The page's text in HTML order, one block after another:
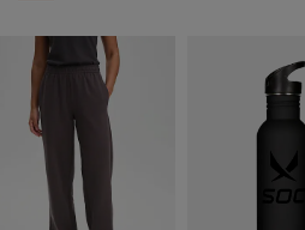
Valitse 2, maksa 44,99€